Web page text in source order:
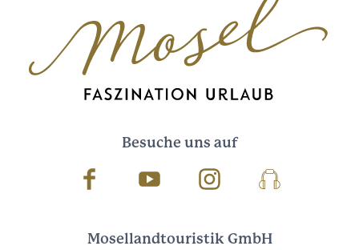
Besuche uns auf
Facebook Youtube InstagramPodcast
Mosellandtouristik GmbH